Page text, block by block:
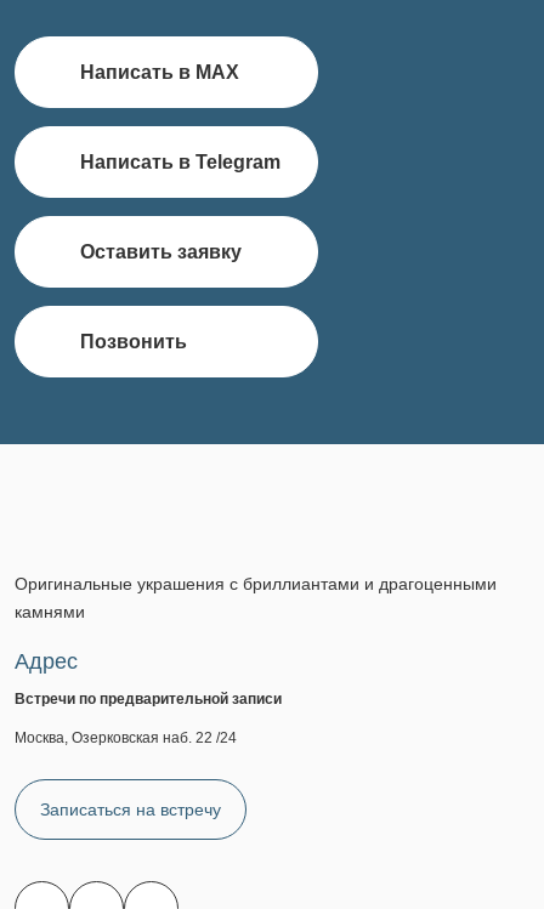
Написать в MAX
Написать в Telegram
Оставить заявку
Позвонить
Оригинальные украшения с бриллиантами и драгоценными
камнями
Адрес
Встречи по предварительной записи
Москва, Озерковская наб. 22 /24
Записаться на встречу